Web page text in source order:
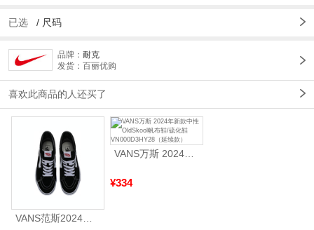
已选 / 尺码
品牌： 耐克
发货：百丽优购
喜欢此商品的人还买了
VANS范斯2024中性SK8-HiCL帆布鞋/硫化鞋VN000D5IB8C
¥334